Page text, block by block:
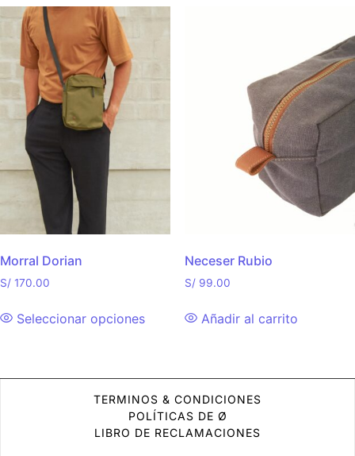
Morral Dorian
S/ 170.00
Seleccionar opciones
Neceser Rubio
S/99.00
Añadir al carrito
TERMINOS & CONDICIONES
POLÍTICAS DE Ø
LIBRO DE RECLAMACIONES